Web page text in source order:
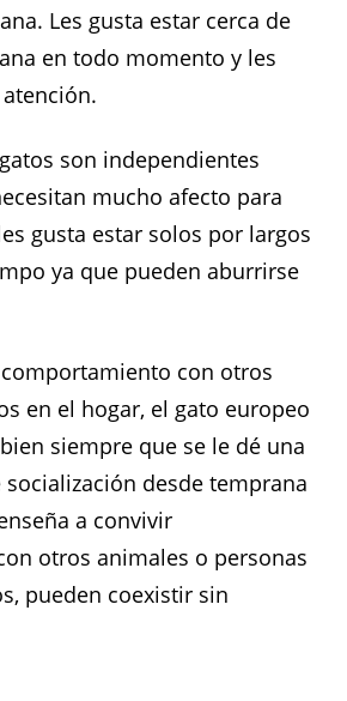
Les gusta estar cerca de
en todo momento y les
son independientes
mucho afecto para
gusta estar solos por largos
ya que pueden aburrirse
con otros
en el hogar, el gato europeo
siempre que se le dé una
desde temprana
a convivir
otros animales o personas
pueden coexistir sin